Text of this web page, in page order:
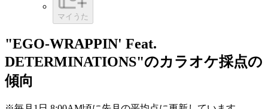
マイうた
"EGO-WRAPPIN' Feat.
DETERMINATIONS"のカラオケ採点の
傾向